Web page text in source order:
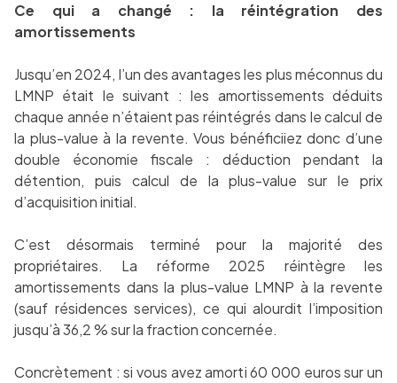
Ce qui a changé : la réintégration des
amortissements
Jusqu’en 2024, l’un des avantages les plus méconnus du
LMNP était le suivant : les amortissements déduits
chaque année n’étaient pas réintégrés dans le calcul de
la plus-value à la revente. Vous bénéficiiez donc d’une
double économie fiscale : déduction pendant la
détention, puis calcul de la plus-value sur le prix
d’acquisition initial.
C’est désormais terminé pour la majorité des
propriétaires. La réforme 2025 réintègre les
amortissements dans la plus-value LMNP à la revente
(sauf résidences services), ce qui alourdit l’imposition
jusqu’à 36,2 % sur la fraction concernée.
Concrètement : si vous avez amorti 60 000 euros sur un